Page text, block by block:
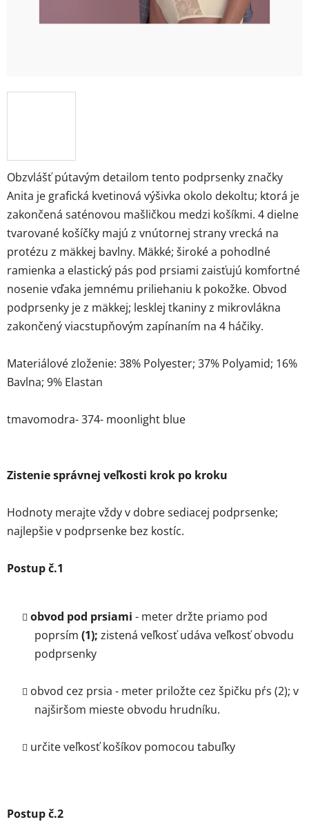
Obzvlášť pútavým detailom tento podprsenky značky
Anita je grafická kvetinová výšivka okolo dekoltu; ktorá je
zakončená saténovou mašličkou medzi košíkmi. 4 dielne
tvarované košíčky majú z vnútornej strany vrecká na
protézu z mäkkej bavlny. Mäkké; široké a pohodlné
ramienka a elastický pás pod prsiami zaisťujú komfortné
nosenie vďaka jemnému priliehaniu k pokožke. Obvod
podprsenky je z mäkkej; lesklej tkaniny z mikrovlákna
zakončený viacstupňovým zapínaním na 4 háčiky.
Materiálové zloženie: 38% Polyester; 37% Polyamid; 16%
Bavlna; 9% Elastan
tmavomodra- 374- moonlight blue
Zistenie správnej veľkosti krok po kroku
Hodnoty merajte vždy v dobre sediacej podprsenke;
najlepšie v podprsenke bez kostíc.
Postup č.1
obvod pod prsiami - meter držte priamo pod
poprsím (1); zistená veľkosť udáva veľkosť obvodu
podprsenky
obvod cez prsia - meter priložte cez špičku pŕs (2); v
najširšom mieste obvodu hrudníku.
určite veľkosť košíkov pomocou tabuľky
Postup č.2